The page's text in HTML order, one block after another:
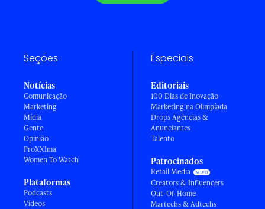
Seções
Notícias
Comunicação
Marketing
Mídia
Gente
Opinião
ProXXIma
Women To Watch
Plataformas
Podcasts
Vídeos
Especiais
Editoriais
100 Dias de Inovação
Marketing na Olimpíada
Drops Agências &
Anunciantes
Talento
Patrocinados
Retail Media
Creators & Influencers
Out-Of-Home
Martechs & Adtechs